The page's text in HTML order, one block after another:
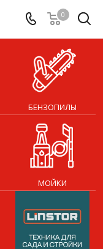
0
БЕНЗОПИЛЫ
МОЙКИ